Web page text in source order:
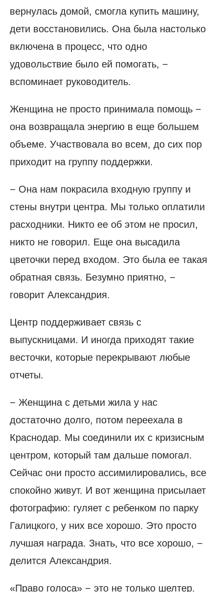
вернулась домой, смогла купить машину,
дети восстановились. Она была настолько
включена в процесс, что одно
удовольствие было ей помогать, −
вспоминает руководитель.
Женщина не просто принимала помощь −
она возвращала энергию в еще большем
объеме. Участвовала во всем, до сих пор
приходит на группу поддержки.
− Она нам покрасила входную группу и
стены внутри центра. Мы только оплатили
расходники. Никто ее об этом не просил,
никто не говорил. Еще она высадила
цветочки перед входом. Это была ее такая
обратная связь. Безумно приятно, −
говорит Александрия.
Центр поддерживает связь с
выпускницами. И иногда приходят такие
весточки, которые перекрывают любые
отчеты.
− Женщина с детьми жила у нас
достаточно долго, потом переехала в
Краснодар. Мы соединили их с кризисным
центром, который там дальше помогал.
Сейчас они просто ассимилировались, все
спокойно живут. И вот женщина присылает
фотографию: гуляет с ребенком по парку
Галицкого, у них все хорошо. Это просто
лучшая награда. Знать, что все хорошо, −
делится Александрия.
«Право голоса» − это не только шелтер.